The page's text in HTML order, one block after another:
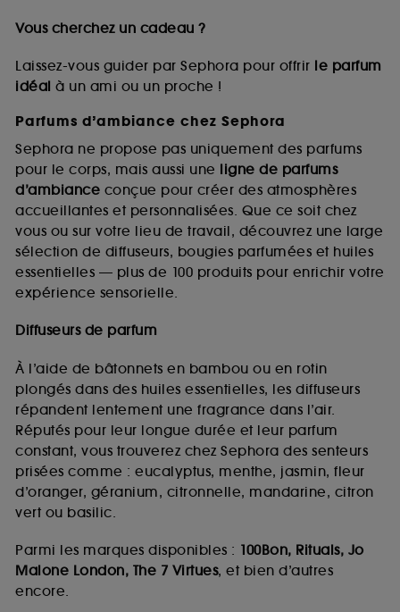
Vous cherchez un cadeau ?
Laissez-vous guider par Sephora pour offrir le parfum
idéal à un ami ou un proche !
Parfums d’ambiance chez Sephora
Sephora ne propose pas uniquement des parfums
pour le corps, mais aussi une ligne de parfums
d’ambiance conçue pour créer des atmosphères
accueillantes et personnalisées. Que ce soit chez
vous ou sur votre lieu de travail, découvrez une large
sélection de diffuseurs, bougies parfumées et huiles
essentielles — plus de 100 produits pour enrichir votre
expérience sensorielle.
Diffuseurs de parfum
À l’aide de bâtonnets en bambou ou en rotin
plongés dans des huiles essentielles, les diffuseurs
répandent lentement une fragrance dans l’air.
Réputés pour leur longue durée et leur parfum
constant, vous trouverez chez Sephora des senteurs
prisées comme : eucalyptus, menthe, jasmin, fleur
d’oranger, géranium, citronnelle, mandarine, citron
vert ou basilic.
Parmi les marques disponibles : 100Bon, Rituals, Jo
Malone London, The 7 Virtues, et bien d’autres
encore.